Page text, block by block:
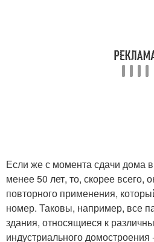
Если же с момента сдачи дома
менее 50 лет, то, скорее всего,
повторного применения,
номер. Таковы, например, все
здания, относящиеся к
индустриального